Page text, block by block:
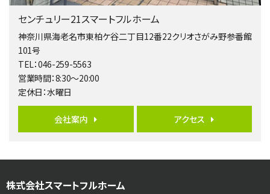
3,680万円
バ19分・ 歩8分
開放感があり日当たり良好な南西・北西角地区画。 …
第6位
4ＳＬＤＫ
海老名駅
センチュリー21スマートフルホーム
神奈川県海老名市東柏ケ谷二丁目12番22クリオさがみ野参番館
101号
TEL：046-259-5563
営業時間：8:30～20:00
定休日：水曜日
会社案内 アクセス
株式会社スマートフルホーム